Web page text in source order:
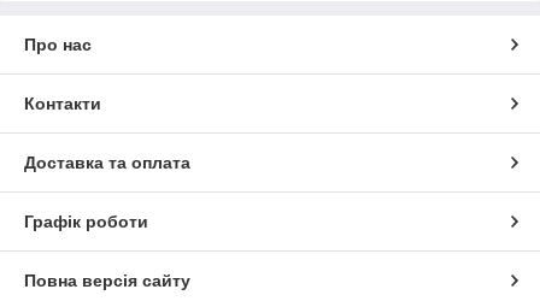
Про нас
Контакти
Доставка та оплата
Графік роботи
Повна версія сайту